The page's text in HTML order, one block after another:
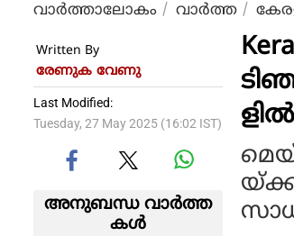
വാര്‍ത്താലോകം വാര്‍ത്ത
Written By
രേണുക വേണു
Last Modified:
Tuesday, 27 May 2025 (16:02 IST)
അനുബന്ധ വാര്‍ത്ത
കള്‍